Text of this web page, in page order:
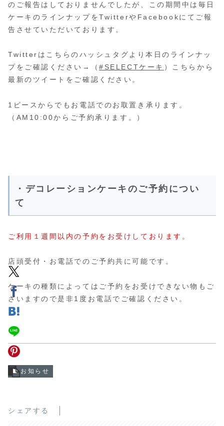
のご報告はしておりませんでしたが、この期間中は毎日
ケーキのラインナップをTwitterやFacebookにてご報
告させていただいております。
Twitterはこちらのハッシュタグより本日のラインナッ
プをご確認ください→（#SELECTケーキ ）こちらから
最新のツイートをご確認ください。
1ピースからでもお電話でのお取置き承ります。
（AM10:00からご予約承ります。）
・デコレーションケーキのご予約につい
て
ご利用１週間以内の予約をお受けしております。
店頭受付・お電話でのご予約共に可能です。
ケーキの種類によってはご予約をお受けできない物もご
ざいますので是非1度お電話でご確認ください。
お知らせ
シェアする